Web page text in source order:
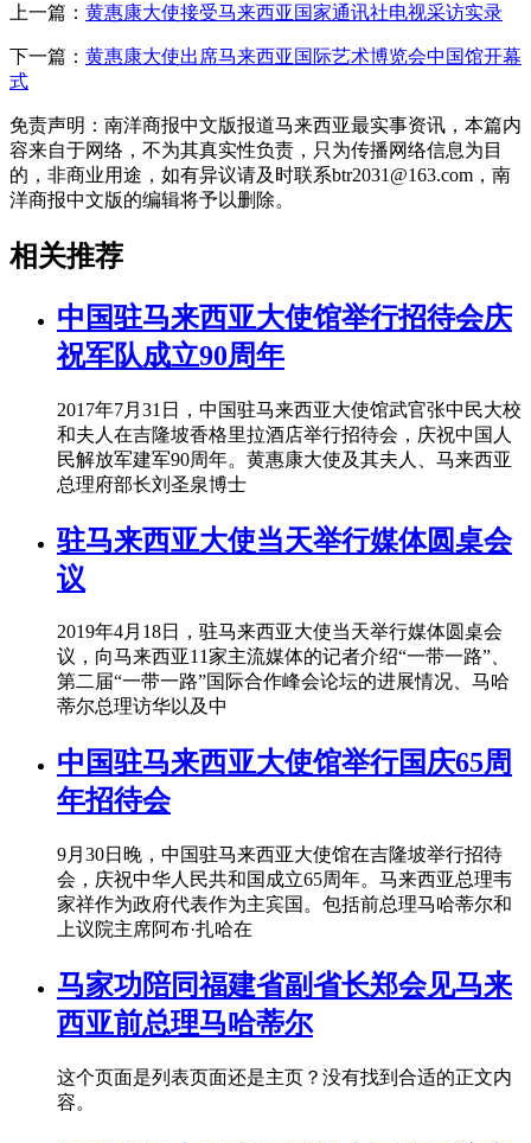
上一篇： 黄惠康大使接受马来西亚国家通讯社电视采访实录
下一篇： 黄惠康大使出席马来西亚国际艺术博览会中国馆开幕
式
免责声明：南洋商报中文版报道马来西亚最实事资讯，本篇内
容来自于网络，不为其真实性负责，只为传播网络信息为目
的，非商业用途，如有异议请及时联系btr2031@163.com，南
洋商报中文版的编辑将予以删除。
相关推荐
中国驻马来西亚大使馆举行招待会庆
祝军队成立90周年
2017年7月31日，中国驻马来西亚大使馆武官张中民大校
和夫人在吉隆坡香格里拉酒店举行招待会，庆祝中国人
民解放军建军90周年。黄惠康大使及其夫人、马来西亚
总理府部长刘圣泉博士
驻马来西亚大使当天举行媒体圆桌会
议
2019年4月18日，驻马来西亚大使当天举行媒体圆桌会
议，向马来西亚11家主流媒体的记者介绍“一带一路”、
第二届“一带一路”国际合作峰会论坛的进展情况、马哈
蒂尔总理访华以及中
中国驻马来西亚大使馆举行国庆65周
年招待会
9月30日晚，中国驻马来西亚大使馆在吉隆坡举行招待
会，庆祝中华人民共和国成立65周年。马来西亚总理韦
家祥作为政府代表作为主宾国。包括前总理马哈蒂尔和
上议院主席阿布·扎哈在
马家功陪同福建省副省长郑会见马来
西亚前总理马哈蒂尔
这个页面是列表页面还是主页？没有找到合适的正文内
容。